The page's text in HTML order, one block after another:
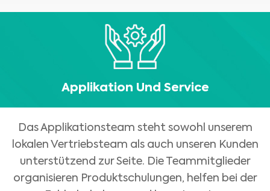
Applikation Und Service
Das Applikationsteam steht sowohl unserem
lokalen Vertriebsteam als auch unseren Kunden
unterstützend zur Seite. Die Teammitglieder
organisieren Produktschulungen, helfen bei der